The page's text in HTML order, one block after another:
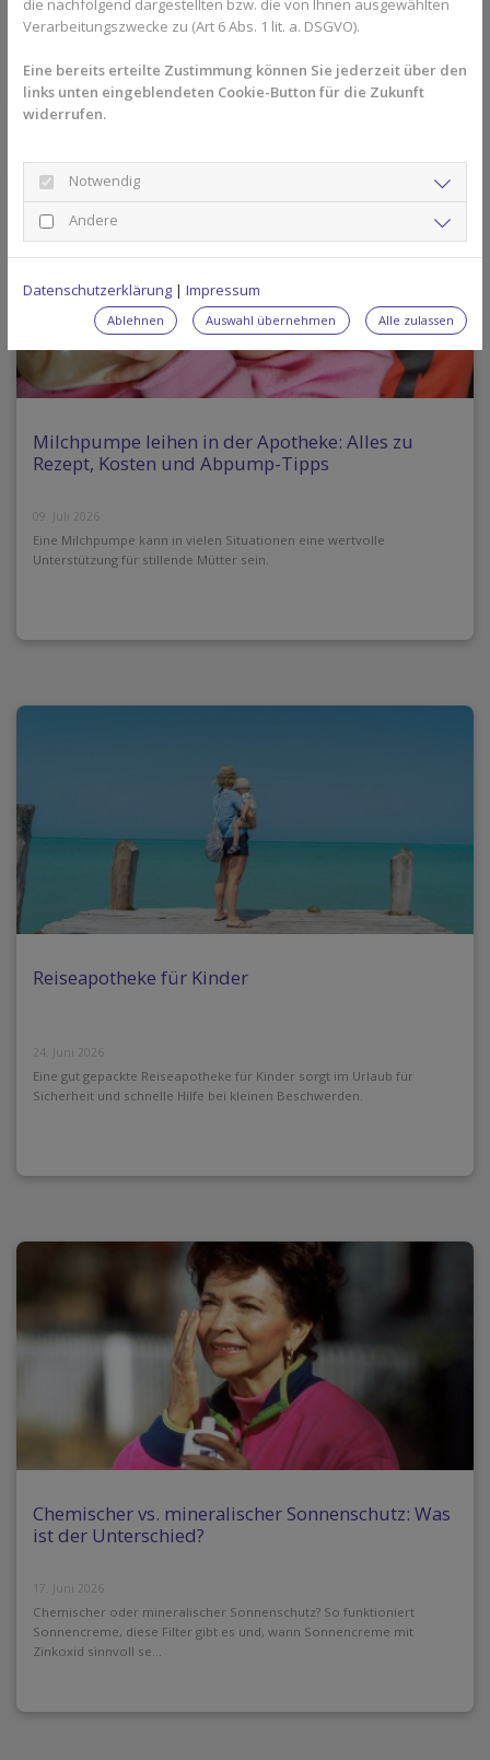
Eine zweite ärztliche Meinung kann Sicherheit geben. Lesen Sie, wann
sie sinnvoll ist und wie Sie sie unkompliziert einholen.
Milchpumpe leihen in der Apotheke: Alles zu
Rezept, Kosten und Abpump-Tipps
09. Juli 2026
Eine Milchpumpe kann in vielen Situationen eine wertvolle
Unterstützung für stillende Mütter sein.
Reiseapotheke für Kinder
24. Juni 2026
Eine gut gepackte Reiseapotheke für Kinder sorgt im Urlaub für
Sicherheit und schnelle Hilfe bei kleinen Beschwerden.
Chemischer vs. mineralischer Sonnenschutz: Was
ist der Unterschied?
17. Juni 2026
Chemischer oder mineralischer Sonnenschutz? So funktioniert
Sonnencreme, diese Filter gibt es und, wann Sonnencreme mit
Zinkoxid sinnvoll se...
die nachfolgend dargestellten bzw. die von Ihnen ausgewählten
Verarbeitungszwecke zu (Art 6 Abs. 1 lit. a. DSGVO).
Eine bereits erteilte Zustimmung können Sie jederzeit über den
links unten eingeblendeten Cookie-Button für die Zukunft
widerrufen.
Notwendig
Andere
Datenschutzerklärung | Impressum
Ablehnen Auswahl übernehmen Alle zulassen